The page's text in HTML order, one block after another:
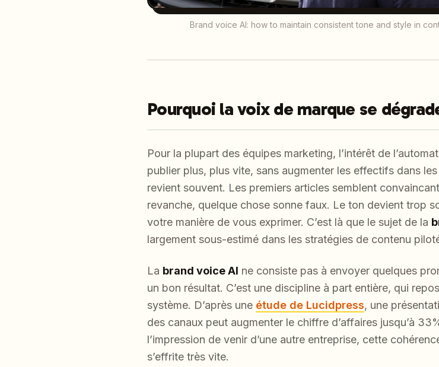
Brand voice AI: how to maintain consistent tone and style in
Pourquoi la voix de marque se
Pour la plupart des équipes marketing, l’intérêt de
publier plus, plus vite, sans augmenter les effectifs dans
revient souvent. Les premiers articles semblent
revanche, quelque chose sonne faux. Le ton devient trop
votre manière de vous exprimer. C’est là que le sujet de la
largement sous-estimé dans les stratégies de contenu
La brand voice AI ne consiste pas à envoyer quelques
un bon résultat. C’est une discipline à part entière, qui
système. D’après une étude de Lucidpress, une
des canaux peut augmenter le chiffre d’affaires jusqu’à
l’impression de venir d’une autre entreprise, cette
s’effrite très vite.